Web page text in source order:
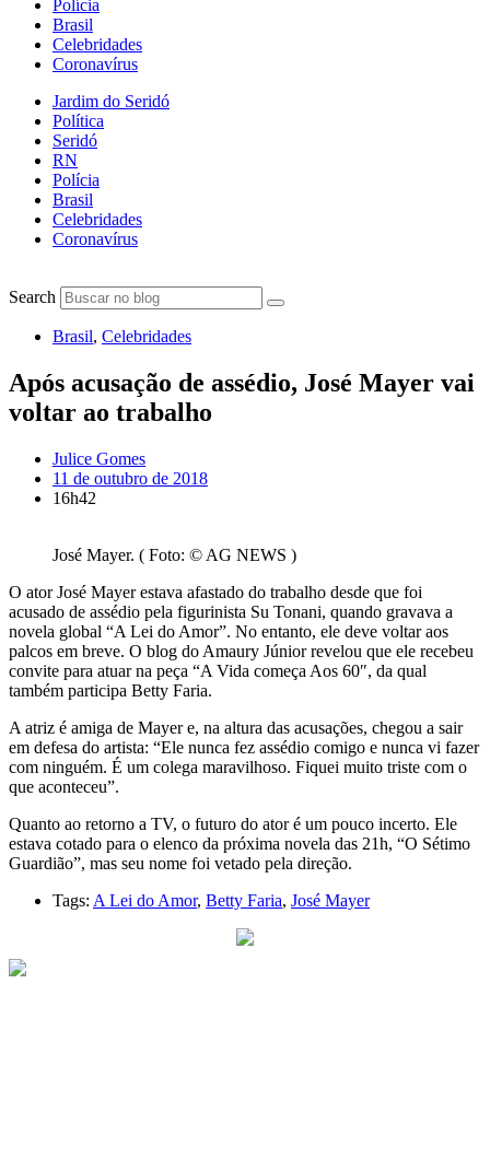
Polícia
Brasil
Celebridades
Coronavírus
Jardim do Seridó
Política
Seridó
RN
Polícia
Brasil
Celebridades
Coronavírus
Search
Brasil, Celebridades
Após acusação de assédio, José Mayer vai
voltar ao trabalho
Julice Gomes
11 de outubro de 2018
16h42
José Mayer. ( Foto: © AG NEWS )
O ator José Mayer estava afastado do trabalho desde que foi
acusado de assédio pela figurinista Su Tonani, quando gravava a
novela global “A Lei do Amor”. No entanto, ele deve voltar aos
palcos em breve. O blog do Amaury Júnior revelou que ele recebeu
convite para atuar na peça “A Vida começa Aos 60″, da qual
também participa Betty Faria.
A atriz é amiga de Mayer e, na altura das acusações, chegou a sair
em defesa do artista: “Ele nunca fez assédio comigo e nunca vi fazer
com ninguém. É um colega maravilhoso. Fiquei muito triste com o
que aconteceu”.
Quanto ao retorno a TV, o futuro do ator é um pouco incerto. Ele
estava cotado para o elenco da próxima novela das 21h, “O Sétimo
Guardião”, mas seu nome foi vetado pela direção.
Tags: A Lei do Amor, Betty Faria, José Mayer